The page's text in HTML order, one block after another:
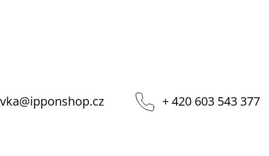
@ipponshop.cz + 420 603 543 377